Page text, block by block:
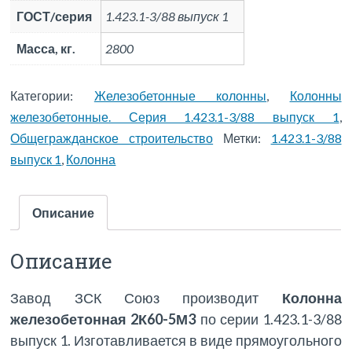
ГОСТ/серия 1.423.1-3/88 выпуск 1
Масса, кг. 2800
Категории: Железобетонные колонны, Колонны
железобетонные. Серия 1.423.1-3/88 выпуск 1,
Общегражданское строительство
Метки: 1.423.1-3/88
выпуск 1, Колонна
Описание
Описание
Завод ЗСК Союз производит Колонна
железобетонная 2К60-5М3 по серии 1.423.1-3/88
выпуск 1. Изготавливается в виде прямоугольного